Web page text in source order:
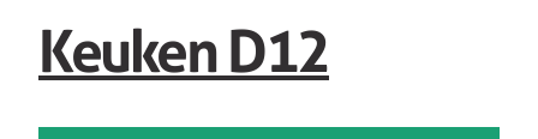
Keuken D12